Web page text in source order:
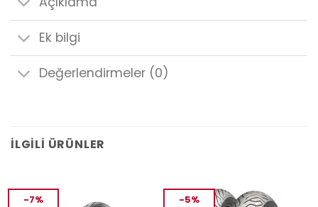
Ek bilgi
Değerlendirmeler (0)
İLGILI ÜRÜNLER
-7% -5%